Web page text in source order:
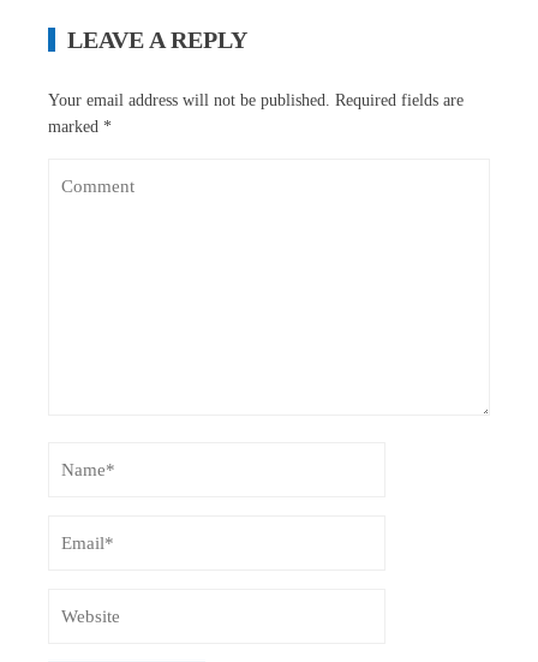
LEAVE A REPLY
Your email address will not be published.
Required fields are
marked *